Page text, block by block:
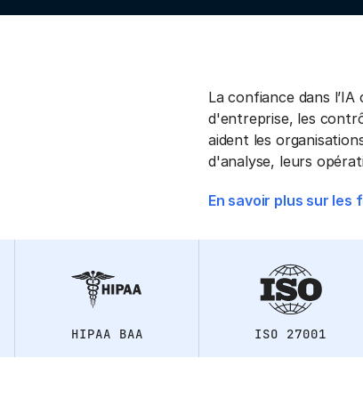
La confiance dans
d'entreprise, les
aident les
d'analyse, leurs
En savoir plus sur
HIPAA BAA ISO 27001